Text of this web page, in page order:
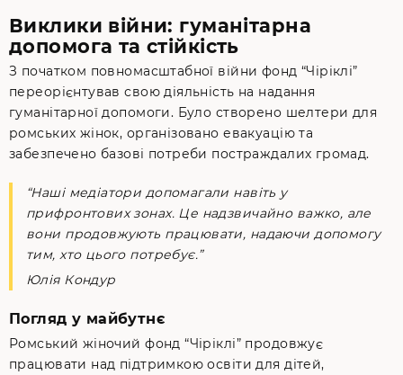
Виклики війни: гуманітарна
допомога та стійкість
З початком повномасштабної війни фонд “Чіріклі”
переорієнтував свою діяльність на надання
гуманітарної допомоги. Було створено шелтери для
ромських жінок, організовано евакуацію та
забезпечено базові потреби постраждалих громад.
“Наші медіатори допомагали навіть у
прифронтових зонах. Це надзвичайно важко, але
вони продовжують працювати, надаючи допомогу
тим, хто цього потребує.”
Юлія Кондур
Погляд у майбутнє
Ромський жіночий фонд “Чіріклі” продовжує
працювати над підтримкою освіти для дітей,